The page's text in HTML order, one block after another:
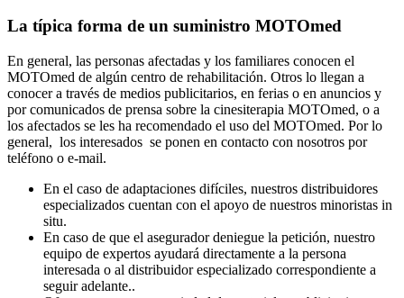
La típica forma de un suministro MOTOmed
En general, las personas afectadas y los familiares conocen el
MOTOmed de algún centro de rehabilitación. Otros lo llegan a
conocer a través de medios publicitarios, en ferias o en anuncios y
por comunicados de prensa sobre la cinesiterapia MOTOmed, o a
los afectados se les ha recomendado el uso del MOTOmed. Por lo
general, los interesados se ponen en contacto con nosotros por
teléfono o e-mail.
En el caso de adaptaciones difíciles, nuestros distribuidores
especializados cuentan con el apoyo de nuestros minoristas in
situ.
En caso de que el asegurador deniegue la petición, nuestro
equipo de expertos ayudará directamente a la persona
interesada o al distribuidor especializado correspondiente a
seguir adelante..